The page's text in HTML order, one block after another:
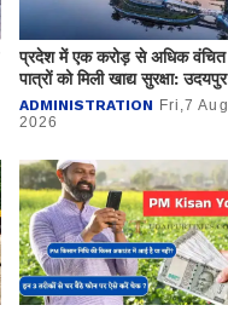
प्रदेश में एक करोड़ से अधिक वंचित
पात्रों को मिली खाद्य सुरक्षा: उदयपुर
में 2.54 लाख लाभार्थी जुड़े
ADMINISTRATION Fri,7 Aug
2026